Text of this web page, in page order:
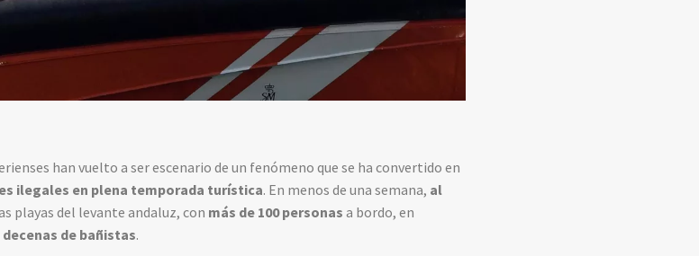
han vuelto a ser escenario de un fenómeno que se ha convertido en
ilegales en plena temporada turística. En menos de una semana, al
playas del levante andaluz, con más de 100 personas a bordo, en
de bañistas.